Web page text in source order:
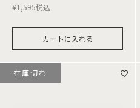
¥1,595税込
カートに入れる
在庫切れ